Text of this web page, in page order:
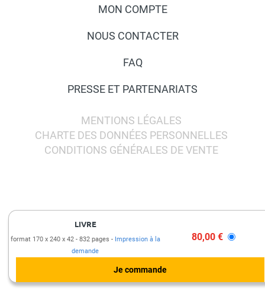
LIVRE
format 170 x 240 x 42 832 pages
Impression à la
demande
80,00 €
MON COMPTE
NOUS CONTACTER
FAQ
PRESSE ET PARTENARIATS
MENTIONS LÉGALES
CHARTE DES DONNÉES PERSONNELLES
CONDITIONS GÉNÉRALES DE VENTE